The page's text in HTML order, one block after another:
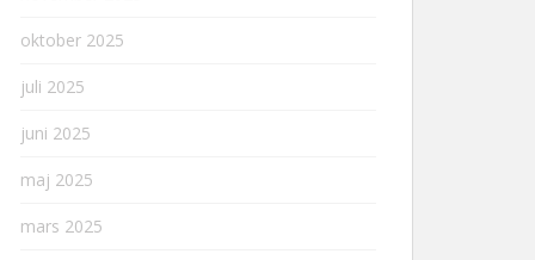
oktober 2025
juli 2025
juni 2025
maj 2025
mars 2025